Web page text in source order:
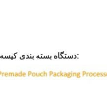
دستگاه بسته بندی کیسه ای جزئیات: